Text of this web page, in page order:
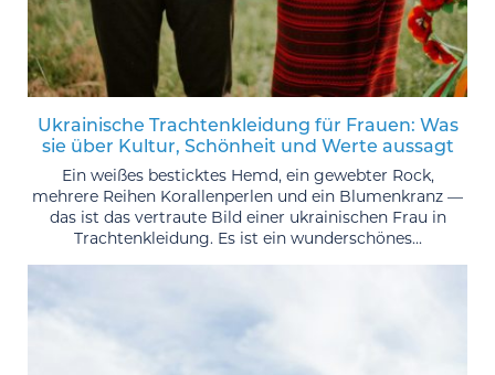
Ukrainische Trachtenkleidung für Frauen: Was
sie über Kultur, Schönheit und Werte aussagt
Ein weißes besticktes Hemd, ein gewebter Rock,
mehrere Reihen Korallenperlen und ein Blumenkranz —
das ist das vertraute Bild einer ukrainischen Frau in
Trachtenkleidung. Es ist ein wunderschönes...